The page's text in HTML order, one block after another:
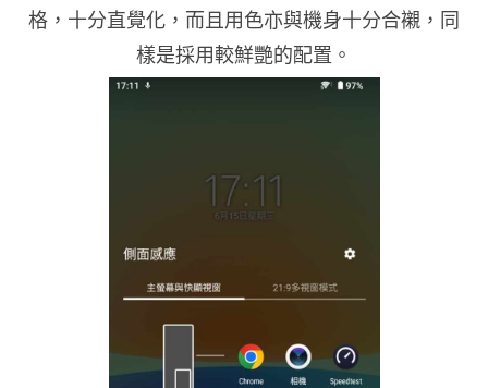
格，十分直覺化，而且用色亦與機身十分合襯，同
樣是採用較鮮艷的配置。